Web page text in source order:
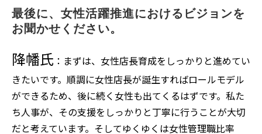
最後に、女性活躍推進におけるビジョンを
お聞かせください。
降幡氏 ：まずは、女性店長育成をしっかりと進めてい
きたいです。順調に女性店長が誕生すればロールモデル
ができるため、後に続く女性も出てくるはずです。私た
ち人事が、その支援をしっかりと丁寧に行うことが大切
だと考えています。そしてゆくゆくは女性管理職比率